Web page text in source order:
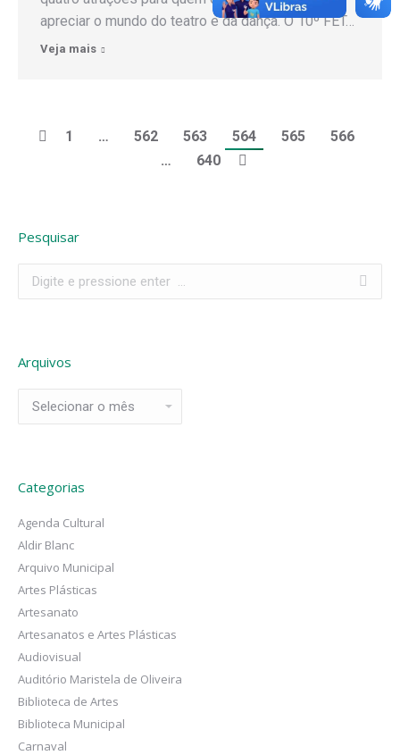
apreciar o mundo do teatro e da dança. O 10º FET…
Veja mais
1 … 562 563 564 565
566
…
640
Pesquisar
Arquivos
Categorias
Agenda Cultural
Aldir Blanc
Arquivo Municipal
Artes Plásticas
Artesanato
Artesanatos e Artes Plásticas
Audiovisual
Auditório Maristela de Oliveira
Biblioteca de Artes
Biblioteca Municipal
Carnaval